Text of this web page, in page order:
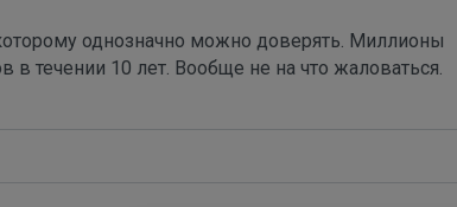
однозначно можно доверять. Миллионы
в течении 10 лет. Вообще не на что жаловаться.